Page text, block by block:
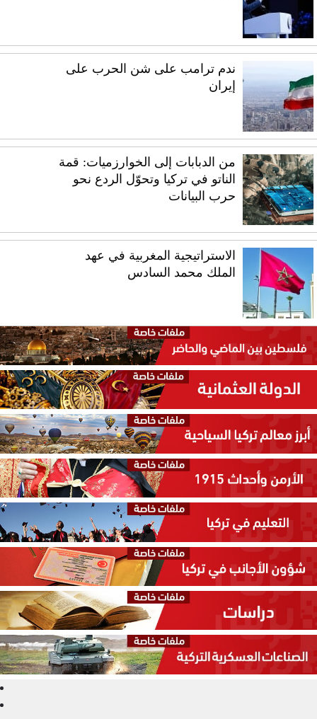
ندم ترامب على شن الحرب على
إيران
من الدبابات إلى الخوارزميات: قمة
الناتو في تركيا وتحوّل الردع نحو
حرب البيانات
الاستراتيجية المغربية في عهد
الملك محمد السادس